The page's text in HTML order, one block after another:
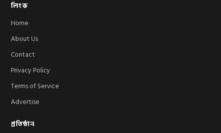
লিংক
Home
About Us
Contact
Privacy Policy
Terms of Service
Advertise
প্রতিষ্ঠান